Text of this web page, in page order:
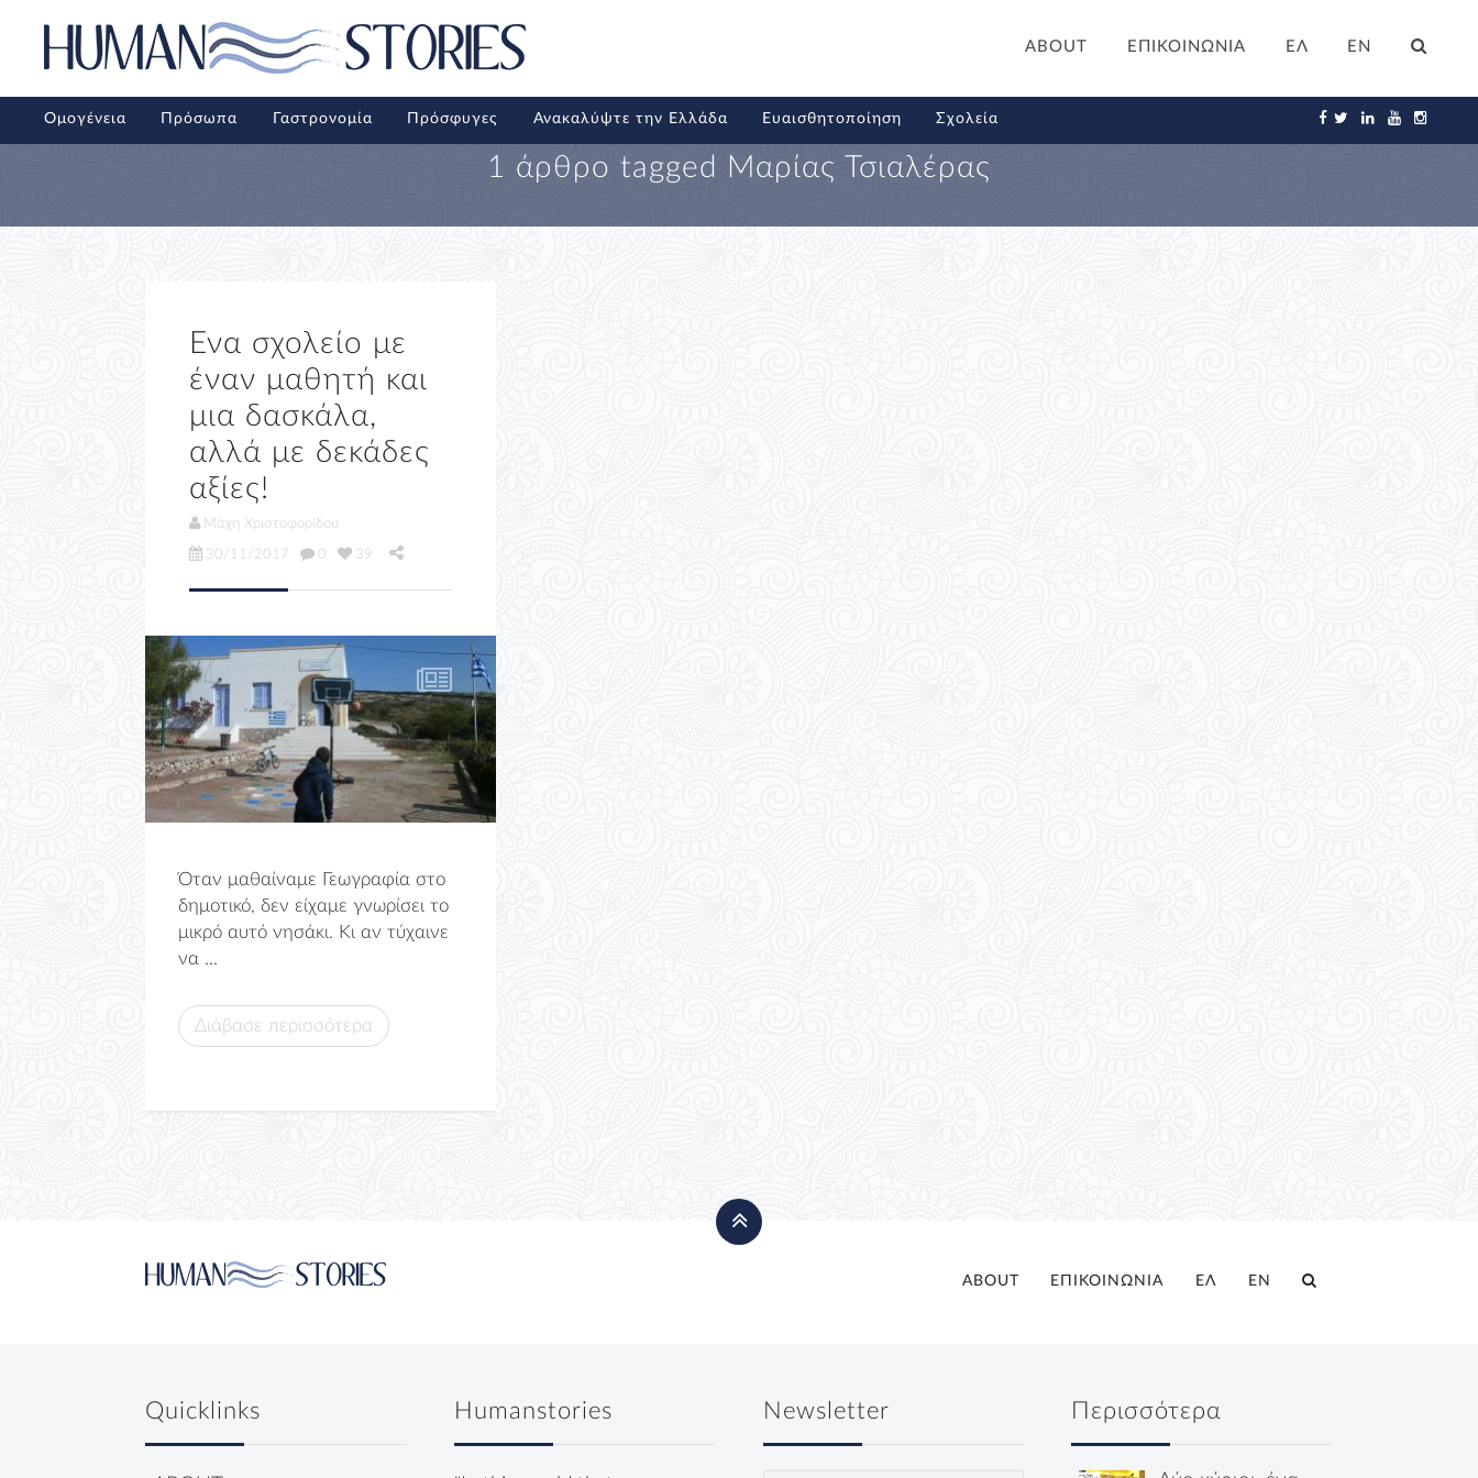
ABOUT ΕΠΙΚΟΙΝΩΝΙΑ ΕΛ EN
Ομογένεια Πρόσωπα Γαστρονομία Πρόσφυγες Ανακαλύψτε την Ελλάδα Ευαισθητοποίηση Σχολεία
1 άρθρο tagged Μαρίας Τσιαλέρας
Ενα σχολείο με
έναν μαθητή και
μια δασκάλα,
αλλά με δεκάδες
αξίες!
Μάχη Χριστοφορίδου
30/11/2017
0 39
Όταν μαθαίναμε Γεωγραφία στο
δημοτικό, δεν είχαμε γνωρίσει το
μικρό αυτό νησάκι. Κι αν τύχαινε
να ...
Διάβασε περισσότερα
ABOUT ΕΠΙΚΟΙΝΩΝΙΑ ΕΛ EN
Quicklinks Humanstories Newsletter Περισσότερα